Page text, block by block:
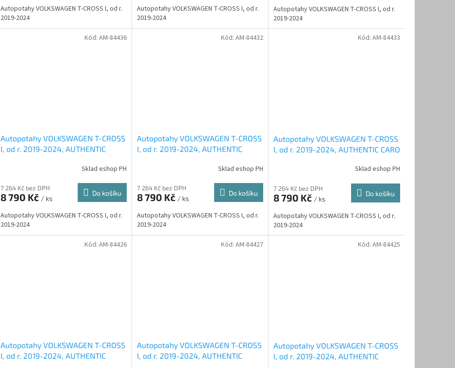
Autopotahy VOLKSWAGEN T-CROSS I, od r.
2019-2024
Autopotahy VOLKSWAGEN T-CROSS I, od r.
2019-2024
Autopotahy VOLKSWAGEN T-CROSS I, od r.
2019-2024
Autopotahy VOLKSWAGEN T-CROSS
I, od r. 2019-2024, AUTHENTIC
Sklad eshop PH
7 264 Kč bez DPH
8 790 Kč / ks
Do košíku
Autopotahy VOLKSWAGEN T-CROSS I, od r.
2019-2024
Kód: AM-84436
Autopotahy VOLKSWAGEN T-CROSS
I, od r. 2019-2024, AUTHENTIC
Sklad eshop PH
7 264 Kč bez DPH
8 790 Kč / ks
Do košíku
Autopotahy VOLKSWAGEN T-CROSS I, od r.
2019-2024
Kód: AM-84432
Autopotahy VOLKSWAGEN T-CROSS
I, od r. 2019-2024, AUTHENTIC CARO
Sklad eshop PH
7 264 Kč bez DPH
8 790 Kč / ks
Do košíku
Autopotahy VOLKSWAGEN T-CROSS I, od r.
2019-2024
Kód: AM-84433
Autopotahy VOLKSWAGEN T-CROSS
I, od r. 2019-2024, AUTHENTIC
Kód: AM-84426
Autopotahy VOLKSWAGEN T-CROSS
I, od r. 2019-2024, AUTHENTIC
Kód: AM-84427
Autopotahy VOLKSWAGEN T-CROSS
I, od r. 2019-2024, AUTHENTIC
Kód: AM-84425